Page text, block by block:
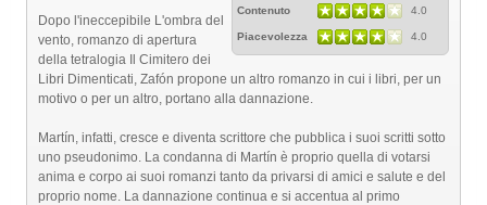
Contenuto 4.0
Piacevolezza 4.0
Dopo l'ineccepibile L'ombra del
vento, romanzo di apertura
della tetralogia Il Cimitero dei
Libri Dimenticati, Zafón propone un altro romanzo in cui i libri, per un
motivo o per un altro, portano alla dannazione.
Martín, infatti, cresce e diventa scrittore che pubblica i suoi scritti sotto
uno pseudonimo. La condanna di Martín è proprio quella di votarsi
anima e corpo ai suoi romanzi tanto da privarsi di amici e salute e del
proprio nome. La dannazione continua e si accentua al primo